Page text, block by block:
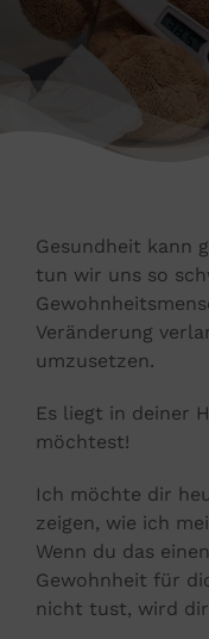
Gesundheit kann
tun wir uns so
Veränderung
umzusetzen.
Es liegt in deiner
möchtest!
Ich möchte dir
zeigen, wie ich
Wenn du das
Gewohnheit für
nicht tust, wird